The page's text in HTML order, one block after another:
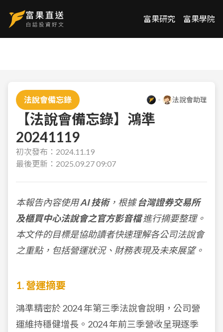
富果研究 富果學院
法說會備忘錄 法說會助理
【法說會備忘錄】鴻準
20241119
初次發布： 2024.11.19
最後更新： 2025.09.27 09:07
本報告內容使用AI 技術，根據台灣證券交易所
及櫃買中心法說會之官方影音檔進行摘要整理。
本文件的目標是協助讀者快速理解各公司法說會
之重點，包括營運狀況、財務表現及未來展望。
1. 營運摘要
鴻準精密於 2024 年第三季法說會說明，公司營
運維持穩健增長。2024 年前三季營收呈現逐季